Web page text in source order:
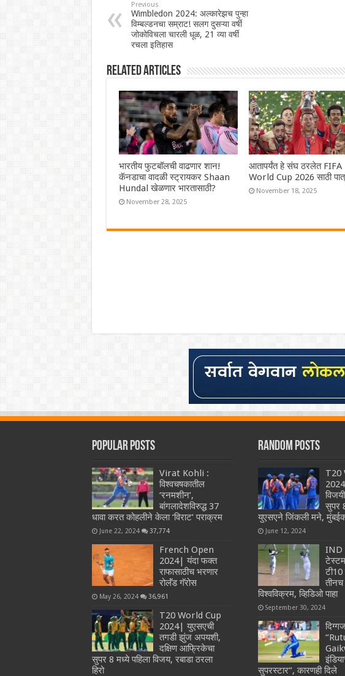
Previous
Wimbledon 2024: अल्कारेझच पुन्हा
विम्बल्डनचा सम्राट! सलग दुसऱ्या वर्षी
जोकोविचला चारली धूळ, 21 व्या वर्षी
रचला इतिहास
Related Articles
भारतीय फुटबॉलची वाढणार शान!
कॅनडाचा वादळी स्ट्रायकर Shaan
Hundal खेळणार भारतासाठी?
November 28, 2025
आतापर्यंत हे संघ ठरलेत FIFA
World Cup 2026 साठी
November 18, 2025
Popular Posts
Virat Kohli :
विश्वचषकातील
‘रनमशीन’,
बांगलादेशविरुद्ध 37
धावा करत कोहलीने केला ‘विराट’ पराक्रम
June 22, 2024 37,774
French Open
2024| यंदा फक्त
राफासाठीच भरणार
रोलॅंड गॅरोस
May 26, 2024 36,961
T20 World Cup
2024| युएसएची
तगडी झुंज अपयशी,
दक्षिण आफ्रिकेचा
सुपर 8 मध्ये पहिला विजय, रबाडा ठरला
हिरो
Random Posts
T20
सुपर
युएसएने जिंकली मने,
June 12, 2024
IND
विश्वविक्रम, व्हिडिओ पाहा
September 30, 2024
सुपरस्टार”, कारणही दिले